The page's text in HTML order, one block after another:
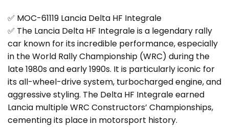
✅ MOC-61119 Lancia Delta HF Integrale
✅ The Lancia Delta HF Integrale is a legendary rally
car known for its incredible performance, especially
in the World Rally Championship (WRC) during the
late 1980s and early 1990s. It is particularly iconic for
its all-wheel-drive system, turbocharged engine, and
aggressive styling. The Delta HF Integrale earned
Lancia multiple WRC Constructors’ Championships,
cementing its place in motorsport history.